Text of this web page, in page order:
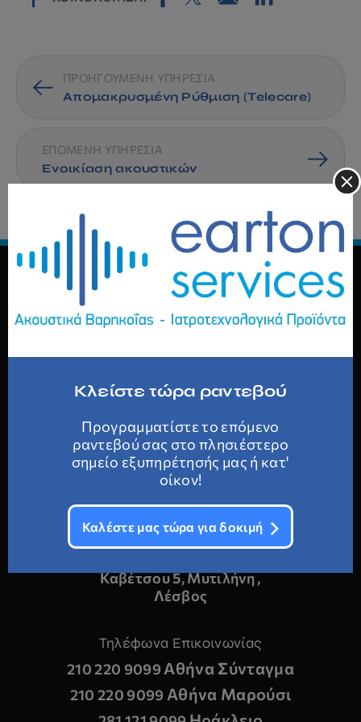
Κλείστε τώρα ραντεβού
Προγραμματίστε το επόμενο
ραντεβού σας στο πλησιέστερο
σημείο εξυπηρέτησής μας ή κατ'
οίκον!
Καλέστε μας τώρα για δοκιμή
ΠΡΟΗΓΟΥΜΕΝΗ ΥΠΗΡΕΣΙΑ
Απομακρυσμένη Ρύθμιση (Telecare)
ΕΠΟΜΕΝΗ ΥΠΗΡΕΣΙΑ
Ενοικίαση ακουστικών
Κεντρικά γραφεία Αθήνας
Κολοκοτρώνη 11 , Αθήνα
Σύνταγμα
Μικράς Ασίας 1 , Αθήνα
Κεντρικά γραφεία Κρήτης
Στυλιανού Γιαμαλάκη 15Α ,
Ηράκλειο
Χανιά
Κεντρικά γραφεία Μυτιλήνης
Καβέτσου 5, Μυτιλήνη ,
Λέσβος
Τηλέφωνα Επικοινωνίας
210 220 9099 Αθήνα Σύνταγμα
210 220 9099 Αθήνα Μαρούσι